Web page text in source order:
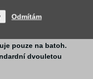
vhodná do myčky a
pouze na batoh.
dvouletou
Odmítám